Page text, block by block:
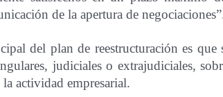
de la apertura de
del plan de reestructuración es que
judiciales o extrajudiciales,
actividad empresarial.